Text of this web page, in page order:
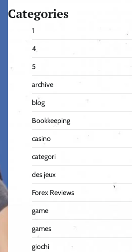
Categories
1
4
5
archive
blog
Bookkeeping
casino
categori
des jeux
Forex Reviews
game
games
giochi